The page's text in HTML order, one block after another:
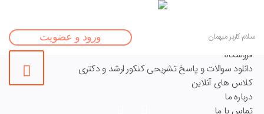
سلام کاربر میهمان ورود و عضویت
نوشته ها
فروشگاه
دانلود سوالات و پاسخ تشریحی کنکور ارشد و دکتری
کلاس های آنلاین
درباره ما
تماس با ما